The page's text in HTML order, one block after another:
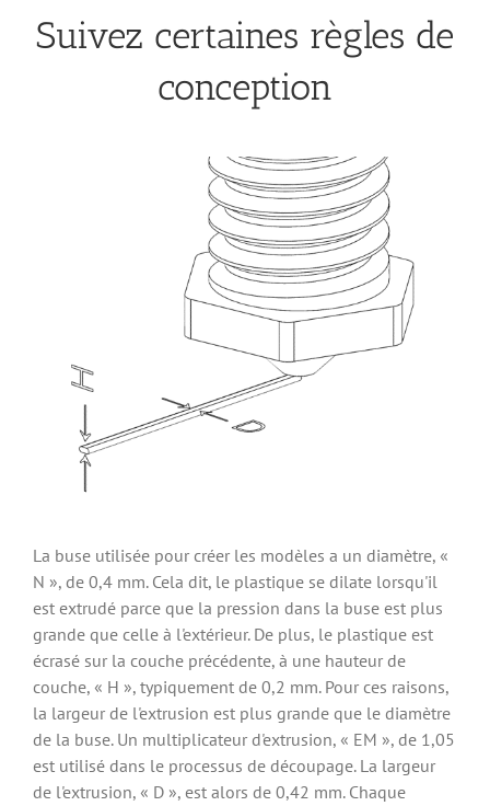
Suivez certaines règles de
conception
La buse utilisée pour créer les modèles a un diamètre, «
N », de 0,4 mm. Cela dit, le plastique se dilate lorsqu'il
est extrudé parce que la pression dans la buse est plus
grande que celle à l'extérieur. De plus, le plastique est
écrasé sur la couche précédente, à une hauteur de
couche, « H », typiquement de 0,2 mm. Pour ces raisons,
la largeur de l'extrusion est plus grande que le diamètre
de la buse. Un multiplicateur d'extrusion, « EM », de 1,05
est utilisé dans le processus de découpage. La largeur
de l'extrusion, « D », est alors de 0,42 mm. Chaque